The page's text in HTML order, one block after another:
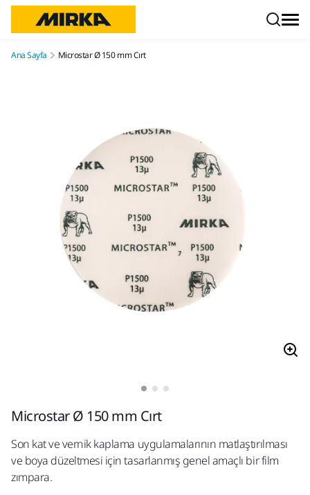
Ana Sayfa Microstar Ø 150 mm Cırt
Microstar Ø 150 mm Cırt
Son kat ve vernik kaplama uygulamalarının matlaştırılması
ve boya düzeltmesi için tasarlanmış genel amaçlı bir film
zımpara.